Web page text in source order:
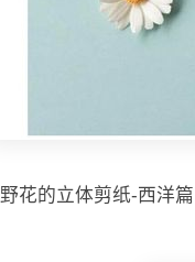
野花的立体剪纸-西洋